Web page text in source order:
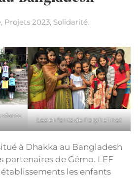
, Projets 2023, Solidarité.
Les enfants de l’orphelinat
à Dhakka au Bangladesh
partenaires de Gémo. LEF
les enfants